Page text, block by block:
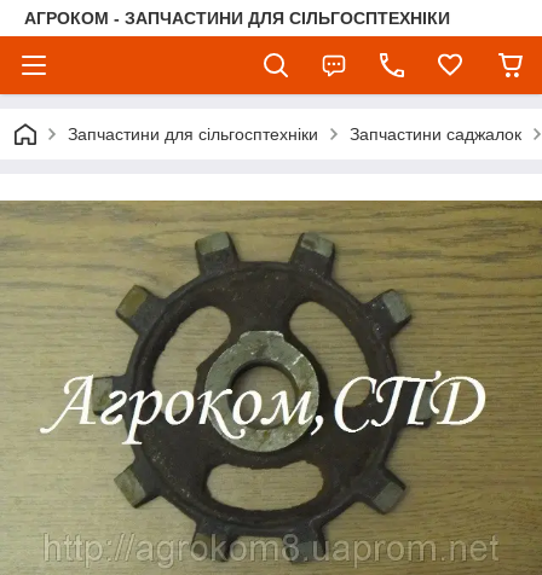
АГРОКОМ - ЗАПЧАСТИНИ ДЛЯ СІЛЬГОСПТЕХНІКИ
Запчастини для сільгосптехніки Запчастини саджалок